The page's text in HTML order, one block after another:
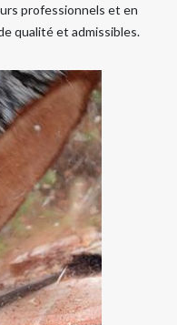
professionnels et en
qualité et admissibles.